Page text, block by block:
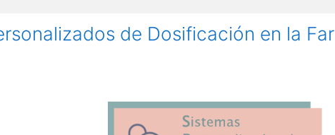
de Dosificación en la